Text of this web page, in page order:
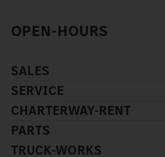
OPEN-HOURS
SALES
SERVICE
CHARTERWAY-RENT
PARTS
TRUCK-WORKS